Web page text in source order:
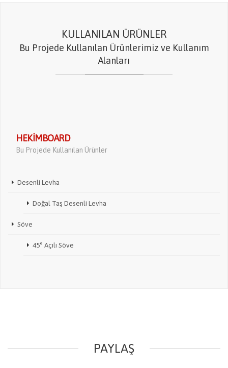
KULLANILAN ÜRÜNLER
Bu Projede Kullanılan Ürünlerimiz ve Kullanım
Alanları
HEKIMBOARD
Bu Projede Kullanılan Ürünler
Desenli Levha
Doğal Taş Desenli Levha
Söve
45° Açılı Söve
PAYLAŞ